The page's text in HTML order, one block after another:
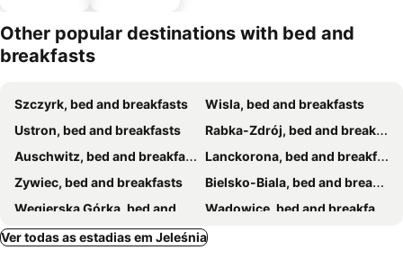
mento
Other popular destinations with bed and
breakfasts
Szczyrk, bed and breakfasts
Wisla, bed and breakfasts
Ustron, bed and breakfasts
Rabka-Zdrój, bed and breakfasts
Auschwitz, bed and breakfasts
Lanckorona, bed and breakfasts
Zywiec, bed and breakfasts
Bielsko-Biala, bed and breakfasts
Węgierska Górka, bed and breakfasts
Wadowice, bed and breakfasts
Przeciszów, bed and breakfasts
Miedzybrodzie Zywieckie, bed and breakfasts
Ver todas as estadias em Jeleśnia